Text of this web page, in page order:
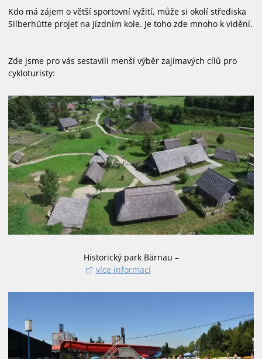
Kdo má zájem o větší sportovní vyžití, může si okolí střediska
Silberhütte projet na jízdním kole. Je toho zde mnoho k vidění.
Zde jsme pro vás sestavili menší výběr zajímavých cílů pro
cykloturisty:
Historický park Bärnau –
více informací